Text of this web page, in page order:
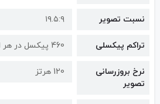
نسبت تصویر ۱۹.۵:۹
تراکم پیکسلی 460 پیکسل در هر اینچ
نرخ بروزرسانی
تصویر
120 هرتز